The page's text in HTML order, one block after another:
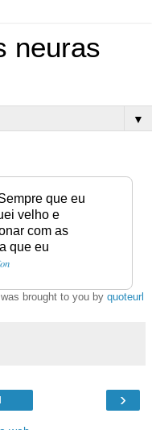
neuras
▼
que eu
velho e
com as
que eu
was brought to you by quoteurl
›